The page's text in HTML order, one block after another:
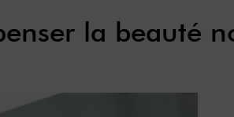
la beauté